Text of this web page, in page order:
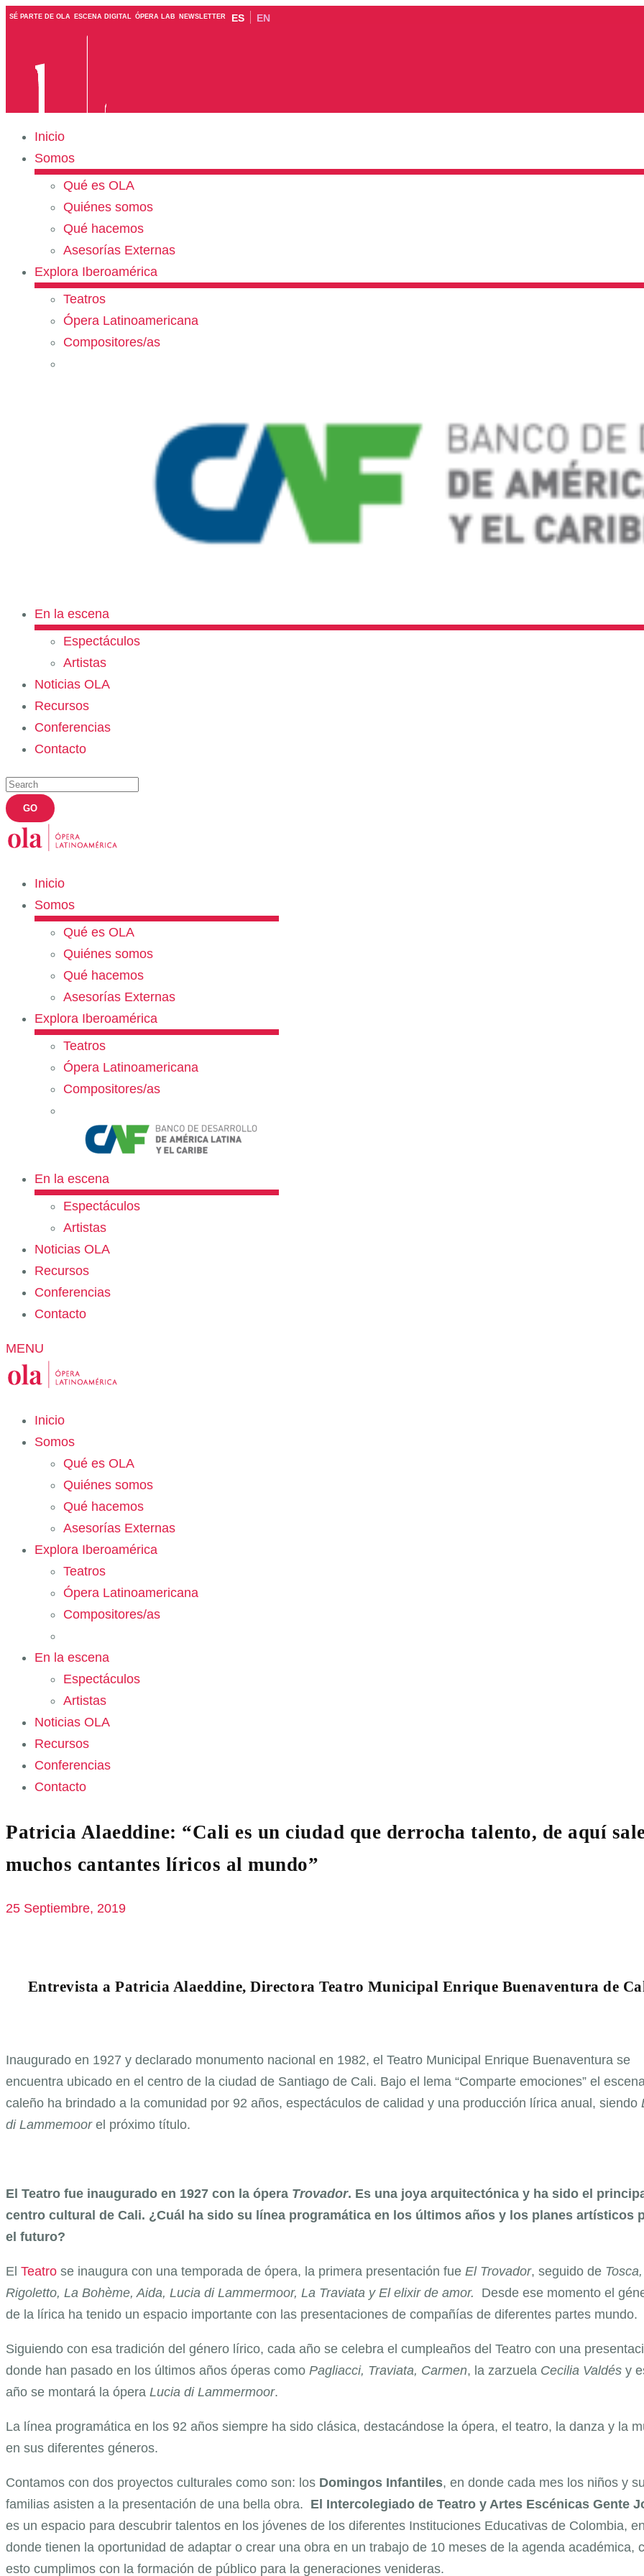
SÉ PARTE DE OLA ESCENA DIGITAL ÓPERA LAB NEWSLETTER ES EN
Inicio
Somos
Qué es OLA
Quiénes somos
Qué hacemos
Asesorías Externas
Explora Iberoamérica
Teatros
Ópera Latinoamericana
Compositores/as
En la escena
Espectáculos
Artistas
Noticias OLA
Recursos
Conferencias
Contacto
Inicio
Somos
Qué es OLA
Quiénes somos
Qué hacemos
Asesorías Externas
Explora Iberoamérica
Teatros
Ópera Latinoamericana
Compositores/as
En la escena
Espectáculos
Artistas
Noticias OLA
Recursos
Conferencias
Contacto
MENU
Inicio
Somos
Qué es OLA
Quiénes somos
Qué hacemos
Asesorías Externas
Explora Iberoamérica
Teatros
Ópera Latinoamericana
Compositores/as
En la escena
Espectáculos
Artistas
Noticias OLA
Recursos
Conferencias
Contacto
Patricia Alaeddine: “Cali es un ciudad que derrocha talento, de aquí
muchos cantantes líricos al mundo”
25 Septiembre, 2019
Entrevista a Patricia Alaeddine, Directora Teatro Municipal Enrique Buenaventura de
Inaugurado en 1927 y declarado monumento nacional en 1982, el Teatro Municipal Enrique Buenaventura se
encuentra ubicado en el centro de la ciudad de Santiago de Cali. Bajo el lema “Comparte emociones” el
caleño ha brindado a la comunidad por 92 años, espectáculos de calidad y una producción lírica anual, siendo
di Lammemoorel próximo título.
El Teatro fue inaugurado en 1927 con la ópera Trovador. Es una joya arquitectónica y ha sido el
centro cultural de Cali. ¿Cuál ha sido su línea programática en los últimos años y los planes artísticos
el futuro?
El Teatro se inaugura con una temporada de ópera, la primera presentación fue El Trovador, seguido de Tosca,
Rigoletto, La Bohème, Aida, Lucia di Lammermoor, La Traviata y El elixir de amor. Desde ese momento el
de la lírica ha tenido un espacio importante con las presentaciones de compañías de diferentes partes mundo.
Siguiendo con esa tradición del género lírico, cada año se celebra el cumpleaños del Teatro con una
donde han pasado en los últimos años óperas como Pagliacci, Traviata, Carmen, la zarzuela Cecilia Valdés y
año se montará la ópera Lucia di Lammermoor.
La línea programática en los 92 años siempre ha sido clásica, destacándose la ópera, el teatro, la danza y la
en sus diferentes géneros.
Contamos con dos proyectos culturales como son: los Domingos Infantiles, en donde cada mes los niños y
familias asisten a la presentación de una bella obra. El Intercolegiado de Teatro y Artes Escénicas Gente
es un espacio para descubrir talentos en los jóvenes de los diferentes Instituciones Educativas de Colombia,
donde tienen la oportunidad de adaptar o crear una obra en un trabajo de 10 meses de la agenda académica,
esto cumplimos con la formación de público para la generaciones venideras.